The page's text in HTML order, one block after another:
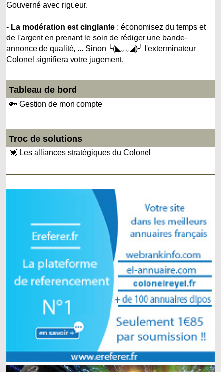
Gouverné avec rigueur.
- La modération est cinglante : économisez du temps et
de l'argent en prenant le soin de rédiger une bande-
annonce de qualité, ... Sinon ╰(◣﹏◢)╯ l'exterminateur
Colonel signifiera votre jugement.
Tableau de bord
🔑 Gestion de mon compte
Troc de solutions
💓 Les alliances stratégiques du Colonel